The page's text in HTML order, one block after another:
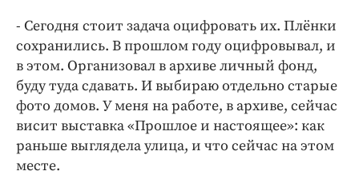
- Сегодня стоит задача оцифровать их. Плёнки
сохранились. В прошлом году оцифровывал, и
в этом. Организовал в архиве личный фонд,
буду туда сдавать. И выбираю отдельно старые
фото домов. У меня на работе, в архиве, сейчас
висит выставка «Прошлое и настоящее»: как
раньше выглядела улица, и что сейчас на этом
месте.